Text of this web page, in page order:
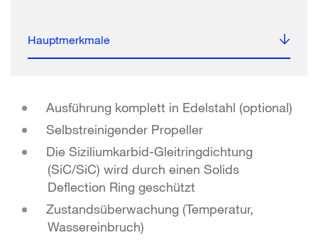
Hauptmerkmale
Ausführung komplett in Edelstahl (optional)
Selbstreinigender Propeller
Die Siziliumkarbid-Gleitringdichtung
(SiC/SiC) wird durch einen Solids
Deflection Ring geschützt
Zustandsüberwachung (Temperatur,
Wassereinbruch)